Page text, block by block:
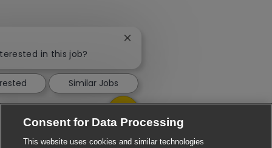
in this job?
Close chatbot notification
Similar Jobs
Consent for Data Processing
This website uses cookies and similar technologies